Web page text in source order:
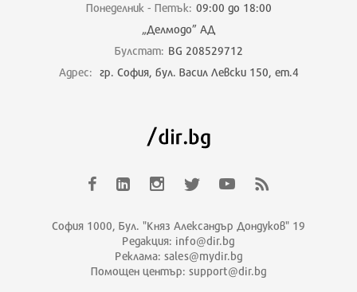
Понеделник - Петък: 09:00 до 18:00
„Делмодо” АД
Булстат: BG 208529712
Адрес: гр. София, бул. Васил Левски 150, ет.4
София 1000, Бул. "Княз Александър Дондуков" 19
Редакция: info@dir.bg
Реклама: sales@mydir.bg
Помощен център: support@dir.bg